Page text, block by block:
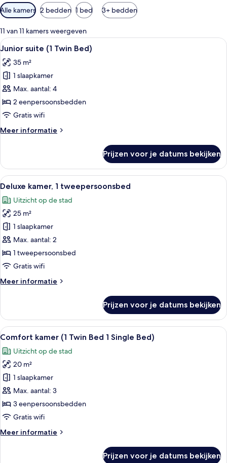
Beschikbare
filters
voor
kamers
Alle kamers 2 bedden 1 bed 3+ bedden
11 van 11 kamers weergeven
Alle
foto's
voor
Junior
suite
(1
Twin
laden
Een moderne hotelkamer met een
10
Junior suite (1 Twin Bed)
35 m²
1 slaapkamer
Max. aantal: 4
2 eenpersoonsbedden
Gratis wifi
Meer informatie
Meer
suite
(1
Twin
Prijzen voor je datums bekijken
Alle
foto's
voor
Deluxe
kamer,
1
tweepersoonsbed
laden
Een moderne hotelkamer met een
10
Deluxe kamer, 1 tweepersoonsbed
Uitzicht op de stad
25 m²
1 slaapkamer
Max. aantal: 2
1 tweepersoonsbed
Gratis wifi
Meer informatie
Meer
kamer,
tweepersoonsbed
Prijzen voor je datums bekijken
Alle
foto's
voor
Comfort
kamer
(1
Twin
Bed
Single
Hotelkamer met een groot bed,
10
Comfort kamer (1 Twin Bed 1 Single Bed)
Uitzicht op de stad
20 m²
1 slaapkamer
Max. aantal: 3
3 eenpersoonsbedden
Gratis wifi
Meer informatie
Meer
Prijzen voor je datums bekijken